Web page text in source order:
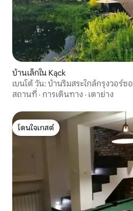
บ้านเล็กใน Kąck
เบนโต้ วัน: บ้านริมสระใกล้กรุงวอร์ซอ
สถานที่ · การเดินทาง · เตาย่าง
โดนใจเกสต์
โดนใจเกสต์